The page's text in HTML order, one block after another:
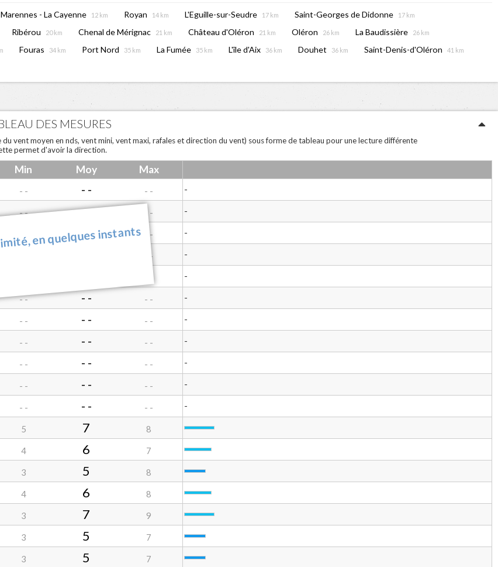
Marennes - La Cayenne 12 km Royan 14 km L'Eguille-sur-Seudre 17 km Saint-Georges de Didonne 17 km
Ribérou 20 km Chenal de Mérignac 21 km Château d'Oléron 21 km Oléron 26 km La Baudissière 26 km
Fouras 34 km Port Nord 35 km La Fumée 35 km L'île d'Aix 36 km Douhet 36 km Saint-Denis-d'Oléron 41 km
DES MESURES
du vent moyen en nds, vent mini, vent maxi, rafales et direction du vent) sous forme de tableau pour une lecture différente
permet d'avoir la direction.
en quelques instants
Min Moy Max
- - - - - - -
- - - - - - -
- - - - -
- - -
- - -
- - - - - - -
- - - - - - -
- - - - - - -
- - - - - - -
- - - - - - -
- - - - - - -
5 7 8
4 6 7
3 5 8
4 6 8
3 7 9
3 5 7
3 5 7